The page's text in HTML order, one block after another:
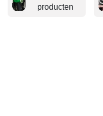
producten